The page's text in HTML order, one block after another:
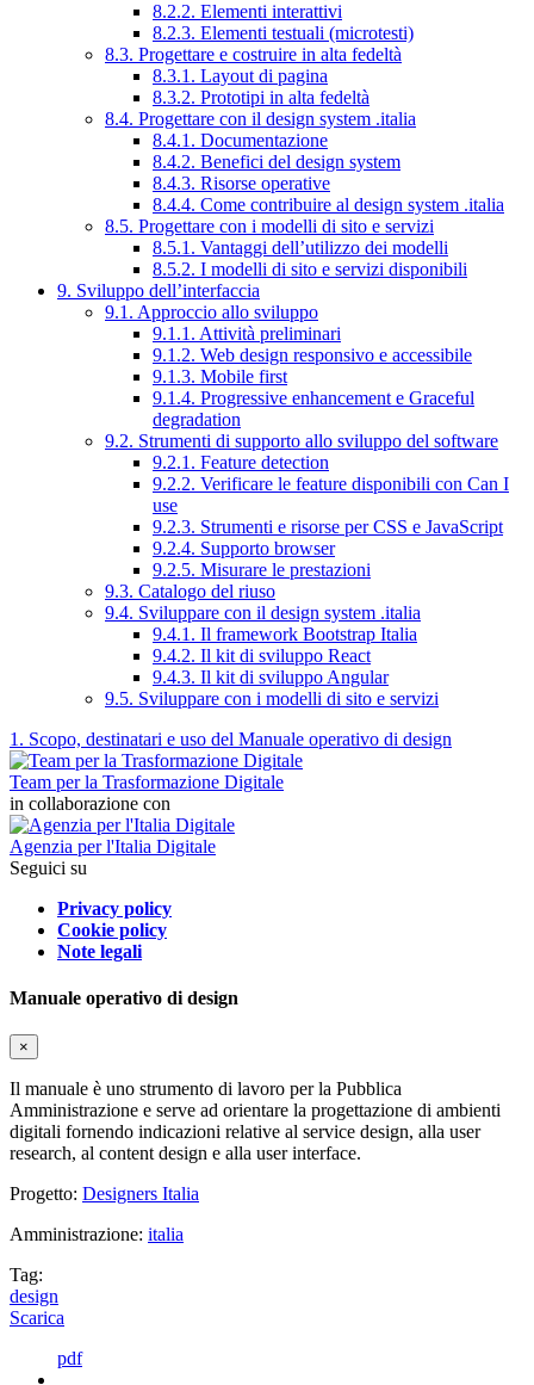
8.2.2. Elementi interattivi
8.2.3. Elementi testuali (microtesti)
8.3. Progettare e costruire in alta fedeltà
8.3.1. Layout di pagina
8.3.2. Prototipi in alta fedeltà
8.4. Progettare con il design system .italia
8.4.1. Documentazione
8.4.2. Benefici del design system
8.4.3. Risorse operative
8.4.4. Come contribuire al design system .italia
8.5. Progettare con i modelli di sito e servizi
8.5.1. Vantaggi dell’utilizzo dei modelli
8.5.2. I modelli di sito e servizi disponibili
9. Sviluppo dell’interfaccia
9.1. Approccio allo sviluppo
9.1.1. Attività preliminari
9.1.2. Web design responsivo e accessibile
9.1.3. Mobile first
9.1.4. Progressive enhancement e Graceful
degradation
9.2. Strumenti di supporto allo sviluppo del software
9.2.1. Feature detection
9.2.2. Verificare le feature disponibili con Can I
use
9.2.3. Strumenti e risorse per CSS e JavaScript
9.2.4. Supporto browser
9.2.5. Misurare le prestazioni
9.3. Catalogo del riuso
9.4. Sviluppare con il design system .italia
9.4.1. Il framework Bootstrap Italia
9.4.2. Il kit di sviluppo React
9.4.3. Il kit di sviluppo Angular
9.5. Sviluppare con i modelli di sito e servizi
1. Scopo, destinatari e uso del Manuale operativo di design
Team per la Trasformazione Digitale
in collaborazione con
Agenzia per l'Italia Digitale
Seguici su
Privacy policy
Cookie policy
Note legali
Manuale operativo di design
×
Il manuale è uno strumento di lavoro per la Pubblica
Amministrazione e serve ad orientare la progettazione di ambienti
digitali fornendo indicazioni relative al service design, alla user
research, al content design e alla user interface.
Progetto: Designers Italia
Amministrazione: italia
Tag:
design
Scarica
pdf